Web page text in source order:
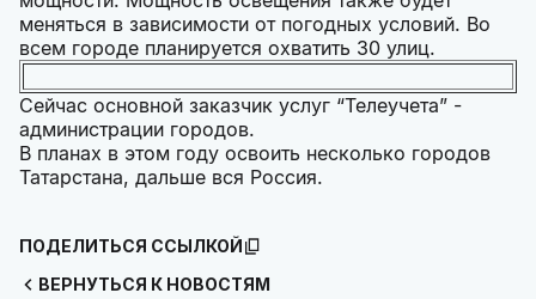
меняться в зависимости от погодных условий. Во
всем городе планируется охватить 30 улиц.
Сейчас основной заказчик услуг “Телеучета” -
администрации городов.
В планах в этом году освоить несколько городов
Татарстана, дальше вся Россия.
ВЕРНУТЬСЯ К НОВОСТЯМ
ПОДЕЛИТЬСЯ ССЫЛКОЙ